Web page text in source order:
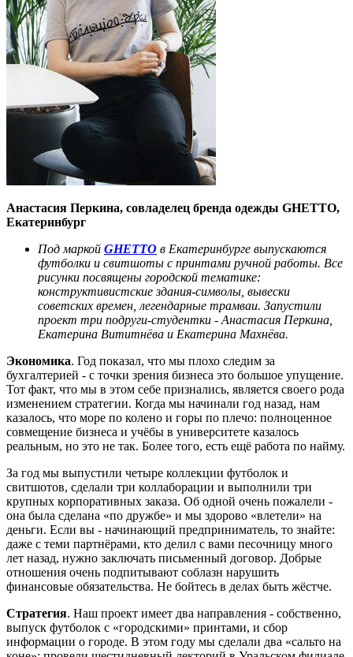
Анастасия Перкина, совладелец бренда одежды GHETTO,
Екатеринбург
Под маркой GHETTO в Екатеринбурге выпускаются
футболки и свитшоты с принтами ручной работы. Все
рисунки посвящены городской тематике:
конструктивистские здания-символы, вывески
советских времен, легендарные трамваи. Запустили
проект три подруги-студентки - Анастасия Перкина,
Екатерина Вититнёва и Екатерина Махнёва.
Экономика. Год показал, что мы плохо следим за
бухгалтерией - с точки зрения бизнеса это большое упущение.
Тот факт, что мы в этом себе признались, является своего рода
изменением стратегии. Когда мы начинали год назад, нам
казалось, что море по колено и горы по плечо: полноценное
совмещение бизнеса и учёбы в университете казалось
реальным, но это не так. Более того, есть ещё работа по найму.
За год мы выпустили четыре коллекции футболок и
свитшотов, сделали три коллаборации и выполнили три
крупных корпоративных заказа. Об одной очень пожалели -
она была сделана «по дружбе» и мы здорово «влетели» на
деньги. Если вы - начинающий предприниматель, то знайте:
даже с теми партнёрами, кто делил с вами песочницу много
лет назад, нужно заключать письменный договор. Добрые
отношения очень подпитывают соблазн нарушить
финансовые обязательства. Не бойтесь в делах быть жёстче.
Стратегия. Наш проект имеет два направления - собственно,
выпуск футболок с «городскими» принтами, и сбор
информации о городе. В этом году мы сделали два «сальто на